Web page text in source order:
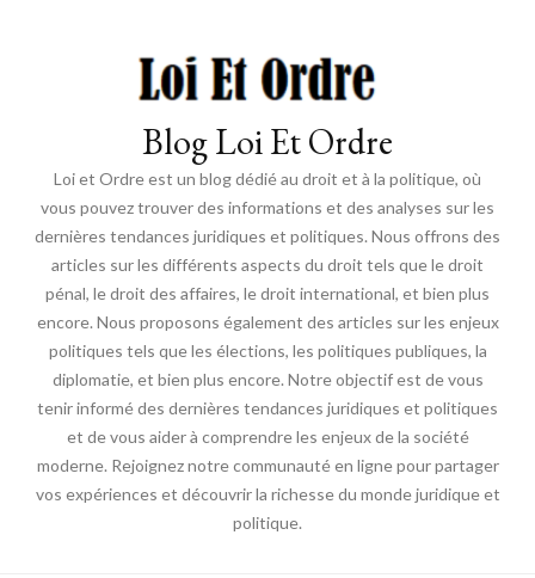
Blog Loi Et Ordre
Loi et Ordre est un blog dédié au droit et à la politique, où
vous pouvez trouver des informations et des analyses sur les
dernières tendances juridiques et politiques. Nous offrons des
articles sur les différents aspects du droit tels que le droit
pénal, le droit des affaires, le droit international, et bien plus
encore. Nous proposons également des articles sur les enjeux
politiques tels que les élections, les politiques publiques, la
diplomatie, et bien plus encore. Notre objectif est de vous
tenir informé des dernières tendances juridiques et politiques
et de vous aider à comprendre les enjeux de la société
moderne. Rejoignez notre communauté en ligne pour partager
vos expériences et découvrir la richesse du monde juridique et
politique.